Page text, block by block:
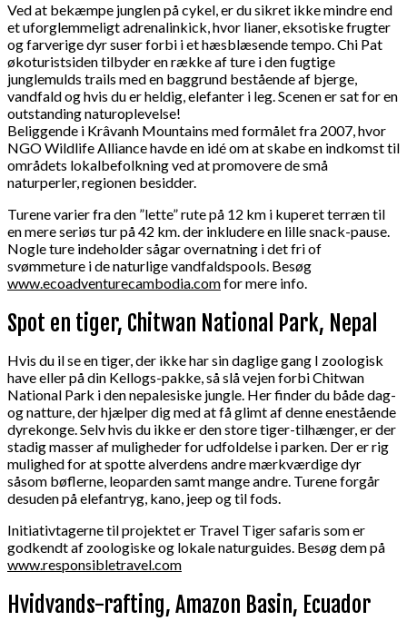
Ved at bekæmpe junglen på cykel, er du sikret ikke mindre end
et uforglemmeligt adrenalinkick, hvor lianer, eksotiske frugter
og farverige dyr suser forbi i et hæsblæsende tempo. Chi Pat
økoturistsiden tilbyder en række af ture i den fugtige
junglemulds trails med en baggrund bestående af bjerge,
vandfald og hvis du er heldig, elefanter i leg. Scenen er sat for en
outstanding naturoplevelse!
Beliggende i Krâvanh Mountains med formålet fra 2007, hvor
NGO Wildlife Alliance havde en idé om at skabe en indkomst til
områdets lokalbefolkning ved at promovere de små
naturperler, regionen besidder.
Turene varier fra den ”lette” rute på 12 km i kuperet terræn til
en mere seriøs tur på 42 km. der inkludere en lille snack-pause.
Nogle ture indeholder sågar overnatning i det fri of
svømmeture i de naturlige vandfaldspools. Besøg
www.ecoadventurecambodia.comfor mere info.
Spot en tiger, Chitwan National Park, Nepal
Hvis du il se en tiger, der ikke har sin daglige gang I zoologisk
have eller på din Kellogs-pakke, så slå vejen forbi Chitwan
National Park i den nepalesiske jungle. Her finder du både dag-
og natture, der hjælper dig med at få glimt af denne enestående
dyrekonge. Selv hvis du ikke er den store tiger-tilhænger, er der
stadig masser af muligheder for udfoldelse i parken. Der er rig
mulighed for at spotte alverdens andre mærkværdige dyr
såsom bøflerne, leoparden samt mange andre. Turene forgår
desuden på elefantryg, kano, jeep og til fods.
Initiativtagerne til projektet er Travel Tiger safaris som er
godkendt af zoologiske og lokale naturguides. Besøg dem på
www.responsibletravel.com
Hvidvands-rafting, Amazon Basin, Ecuador